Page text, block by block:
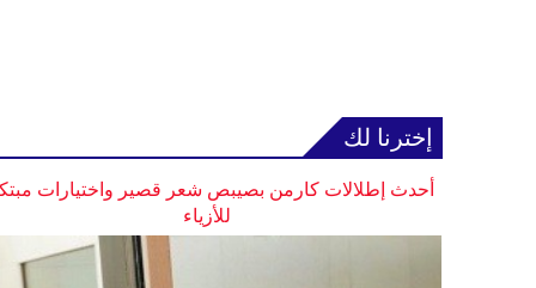
إخترنا لك
أحدث إطلالات كارمن بصيبص شعر قصير واختيارات
للأزياء